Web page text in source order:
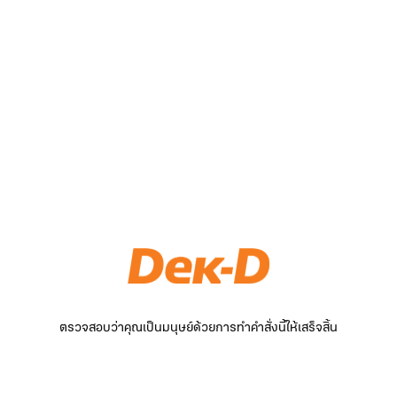
ตรวจสอบว่าคุณเป็นมนุษย์ด้วยการทำคำสั่งนี้ให้เสร็จสิ้น